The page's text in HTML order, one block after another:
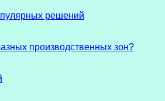
решений
производственных зон?